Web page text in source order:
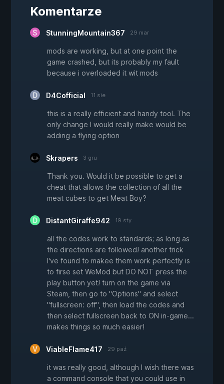
Komentarze
StunningMountain367 29 mar
mods are working, but at one point the
game crashed, but its probably my fault
because i overloaded it wit mods
D4Cofficial 11 sie
this is a really efficient and handy tool. The
only change I would really make would be
adding a flying option
Skrapers 3 gru
Thank you. Would it be possible to get a
cheat that allows the collection of all the
meat cubes to get Meat Boy?
DistantGiraffe942 19 sty
all the codes work to standards; as long as
the directions are followed! another trick
I've found to makee them work perfectly is
to firse set WeMod but DO NOT press the
play button yet! turn on the game via
Steam, then go to "Options" and select
"fullscreen: off", then load the codes and
then select fullscreen back to ON in-game...
makes things so much easier!
ViableFlame417 29 paź
it was really good, although I wish there was
a command console that you could use in